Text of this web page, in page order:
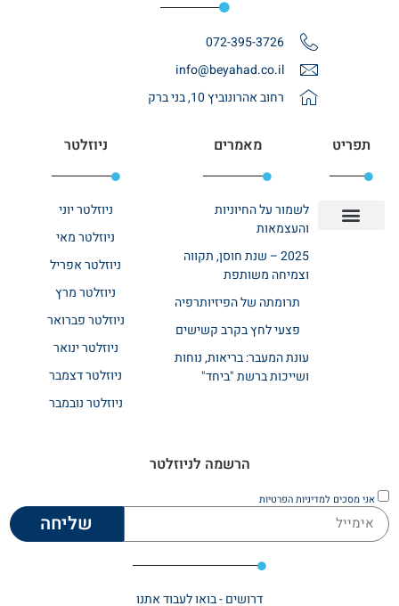
072-395-3726
info@beyahad.co.il
רחוב אהרונוביץ 10, בני ברק
תפריט מאמרים
לשמור על החיוניות
והעצמאות
2025 – שנת חוסן, תקווה
וצמיחה משותפת
תרומתה של הפיזיותרפיה
פצעי לחץ בקרב קשישים
עונת המעבר: בריאות, נוחות
ושייכות ברשת "ביחד"
ניוזלטר
ניוזלטר יוני
ניוזלטר מאי
ניוזלטר אפריל
ניוזלטר מרץ
ניוזלטר פברואר
ניוזלטר ינואר
ניוזלטר דצמבר
ניוזלטר נובמבר
הרשמה לניוזלטר
אני מסכים למדיניות הפרטיות
שליחה
דרושים - בואו לעבוד אתנו